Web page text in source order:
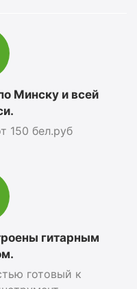
Минску и всей
150 бел.руб
гитарным
готовый к